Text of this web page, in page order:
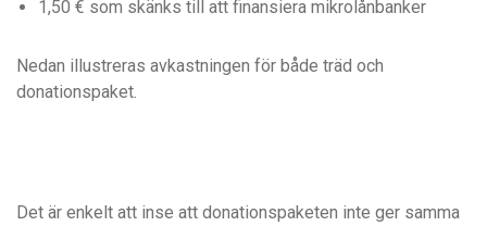
1,50 € som skänks till att finansiera mikrolånbanker
Nedan illustreras avkastningen för både träd och
donationspaket.
Det är enkelt att inse att donationspaketen inte ger samma